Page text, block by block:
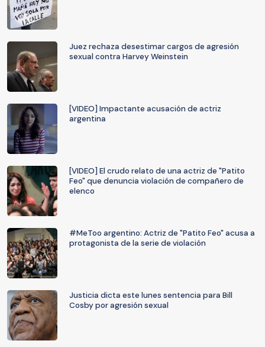
Juez rechaza desestimar cargos de agresión
sexual contra Harvey Weinstein
[VIDEO] Impactante acusación de actriz
argentina
[VIDEO] El crudo relato de una actriz de "Patito
Feo" que denuncia violación de compañero de
elenco
#MeToo argentino: Actriz de "Patito Feo" acusa a
protagonista de la serie de violación
Justicia dicta este lunes sentencia para Bill
Cosby por agresión sexual